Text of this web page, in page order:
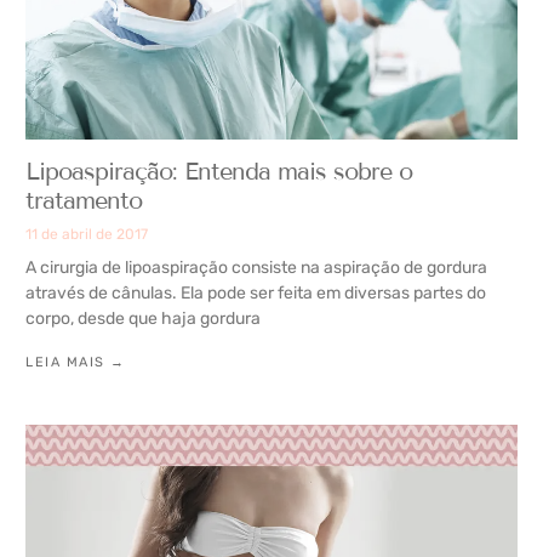
Lipoaspiração: Entenda mais sobre o
tratamento
11 de abril de 2017
A cirurgia de lipoaspiração consiste na aspiração de gordura
através de cânulas. Ela pode ser feita em diversas partes do
corpo, desde que haja gordura
LEIA MAIS →